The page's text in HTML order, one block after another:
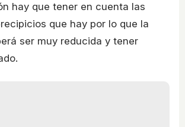
hay que tener en cuenta las
que hay por lo que la
ser muy reducida y tener